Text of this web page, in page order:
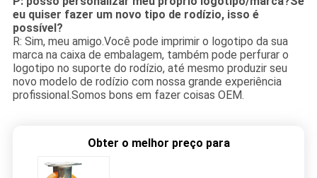
eu quiser fazer um novo tipo de rodízio, isso é
possível?
R: Sim, meu amigo.Você pode imprimir o logotipo da sua
marca na caixa de embalagem, também pode perfurar o
logotipo no suporte do rodízio, até mesmo produzir seu
novo modelo de rodízio com nossa grande experiência
profissional.Somos bons em fazer coisas OEM.
Obter o melhor preço para